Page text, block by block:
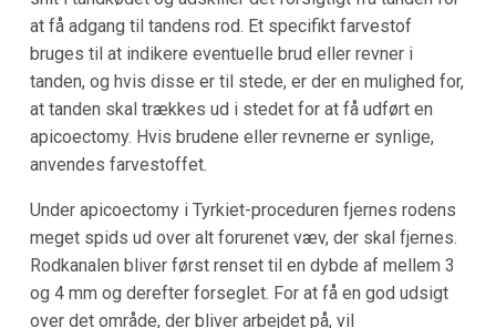
at få adgang til tandens rod. Et specifikt farvestof
bruges til at indikere eventuelle brud eller revner i
tanden, og hvis disse er til stede, er der en mulighed for,
at tanden skal trækkes ud i stedet for at få udført en
apicoectomy. Hvis brudene eller revnerne er synlige,
anvendes farvestoffet.
Under apicoectomy i Tyrkiet-proceduren fjernes rodens
meget spids ud over alt forurenet væv, der skal fjernes.
Rodkanalen bliver først renset til en dybde af mellem 3
og 4 mm og derefter forseglet. For at få en god udsigt
over det område, der bliver arbejdet på, vil